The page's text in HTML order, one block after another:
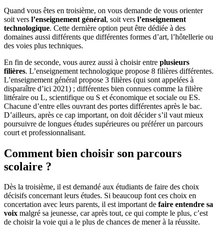
Quand vous êtes en troisième, on vous demande de vous orienter
soit vers l’enseignement général, soit vers l’enseignement
technologique. Cette dernière option peut être dédiée à des
domaines aussi différents que différentes formes d’art, l’hôtellerie ou
des voies plus techniques.
En fin de seconde, vous aurez aussi à choisir entre plusieurs
filières. L’enseignement technologique propose 8 filières différentes.
L’enseignement général propose 3 filières (qui sont appelées à
disparaître d’ici 2021) ; différentes bien connues comme la filière
littéraire ou L, scientifique ou S et économique et sociale ou ES.
Chacune d’entre elles ouvrant des portes différentes après le bac.
D’ailleurs, après ce cap important, on doit décider s’il vaut mieux
poursuivre de longues études supérieures ou préférer un parcours
court et professionnalisant.
Comment bien choisir son parcours
scolaire ?
Dès la troisième, il est demandé aux étudiants de faire des choix
décisifs concernant leurs études. Si beaucoup font ces choix en
concertation avec leurs parents, il est important de faire entendre sa
voix malgré sa jeunesse, car après tout, ce qui compte le plus, c’est
de choisir la voie qui a le plus de chances de mener à la réussite.